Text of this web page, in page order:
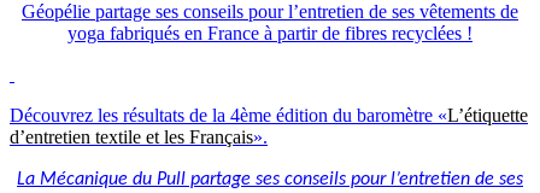
Géopélie partage ses conseils pour l’entretien de ses vêtements de
yoga fabriqués en France à partir de fibres recyclées !
Découvrez les résultats de la 4ème édition du baromètre «L’étiquette
d’entretien textile et les Français».
La Mécanique du Pull partage ses conseils pour l’entretien de ses